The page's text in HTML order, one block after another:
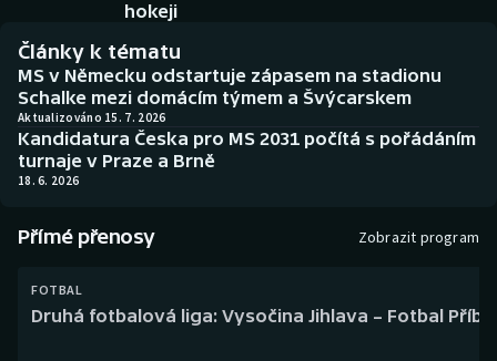
Biatlon
Boby a skeleton
Box
Curling
Dostihy
Historické návraty
Aplikace ČT sport
AZ kvíz
hokeji
Články k tématu
MS v Německu odstartuje zápasem na stadionu
Schalke mezi domácím týmem a Švýcarskem
Aktualizováno 15. 7. 2026
Kandidatura Česka pro MS 2031 počítá s pořádáním
turnaje v Praze a Brně
18. 6. 2026
Přímé přenosy Zobrazit program
FOTBAL
Druhá fotbalová liga: Vysočina Jihlava – Fotbal